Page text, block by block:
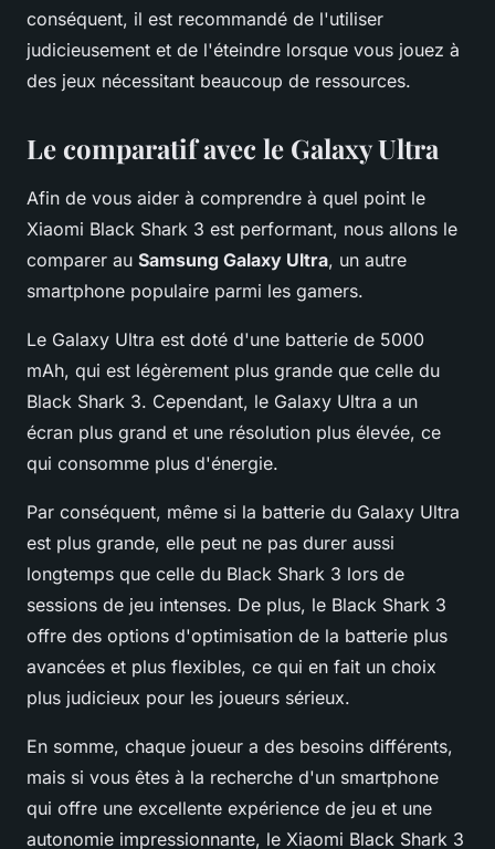
conséquent, il est recommandé de l'utiliser
judicieusement et de l'éteindre lorsque vous jouez à
des jeux nécessitant beaucoup de ressources.
Le comparatif avec le Galaxy Ultra
Afin de vous aider à comprendre à quel point le
Xiaomi Black Shark 3 est performant, nous allons le
comparer au Samsung Galaxy Ultra, un autre
smartphone populaire parmi les gamers.
Le Galaxy Ultra est doté d'une batterie de 5000
mAh, qui est légèrement plus grande que celle du
Black Shark 3. Cependant, le Galaxy Ultra a un
écran plus grand et une résolution plus élevée, ce
qui consomme plus d'énergie.
Par conséquent, même si la batterie du Galaxy Ultra
est plus grande, elle peut ne pas durer aussi
longtemps que celle du Black Shark 3 lors de
sessions de jeu intenses. De plus, le Black Shark 3
offre des options d'optimisation de la batterie plus
avancées et plus flexibles, ce qui en fait un choix
plus judicieux pour les joueurs sérieux.
En somme, chaque joueur a des besoins différents,
mais si vous êtes à la recherche d'un smartphone
qui offre une excellente expérience de jeu et une
autonomie impressionnante, le Xiaomi Black Shark 3